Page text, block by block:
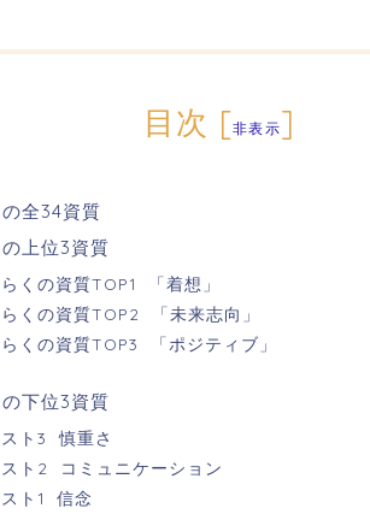
目次 [非表示]
全34資質
上位3資質
くの資質TOP1 「着想」
くの資質TOP2 「未来志向」
くの資質TOP3 「ポジティブ」
下位3資質
ト3 慎重さ
スト2 コミュニケーション
ト1 信念